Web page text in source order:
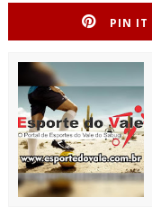
PIN IT